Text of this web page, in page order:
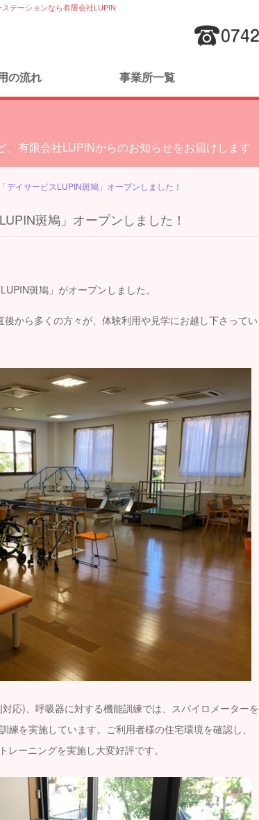
テーションなら有限会社LUPIN
の流れ 事業所一覧
、有限会社LUPINからのお知らせをお届けします
デイサービスLUPIN斑鳩」オープンしました！
斑鳩」オープンしました！
斑鳩」がオープンしました。
から多くの方々が、体験利用や見学にお越し下さってい
応)、呼吸器に対する機能訓練では、スパイロメーターを
を実施しています。ご利用者様の住宅環境を確認し、
ーニングを実施し大変好評です。